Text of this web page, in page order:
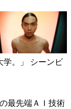
。」 シーンビ
最先端ＡＩ技術